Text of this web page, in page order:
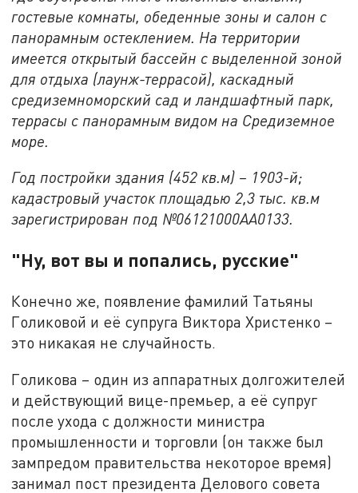
гостевые комнаты, обеденные зоны и салон с
панорамным остеклением. На территории
имеется открытый бассейн с выделенной зоной
для отдыха (лаунж-террасой), каскадный
средиземноморский сад и ландшафтный парк,
террасы с панорамным видом на Средиземное
море.
Год постройки здания (452 кв.м) – 1903-й;
кадастровый участок площадью 2,3 тыс. кв.м
зарегистрирован под №06121000AA0133.
"Ну, вот вы и попались, русские"
Конечно же, появление фамилий Татьяны
Голиковой и её супруга Виктора Христенко –
это никакая не случайность.
Голикова – один из аппаратных долгожителей
и действующий вице-премьер, а её супруг
после ухода с должности министра
промышленности и торговли (он также был
зампредом правительства некоторое время)
занимал пост президента Делового совета